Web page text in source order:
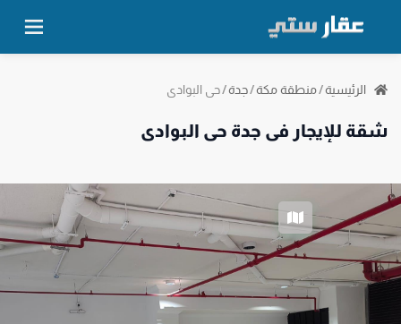
الرئيسية/منطقة مكة/جدة/حي البوادي
شقة للإيجار في جدة حي البوادي